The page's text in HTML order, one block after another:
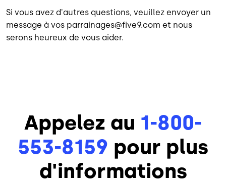
Si vous avez d'autres questions, veuillez envoyer un
message à vos parrainages@five9.com et nous
serons heureux de vous aider.
Appelez au 1-800-
553-8159 pour plus
d'informations